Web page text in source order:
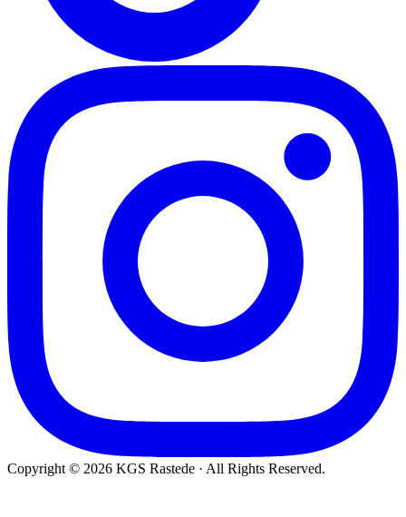
Copyright © 2026 KGS Rastede · All Rights Reserved.